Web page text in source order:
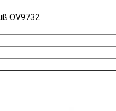
OV9732